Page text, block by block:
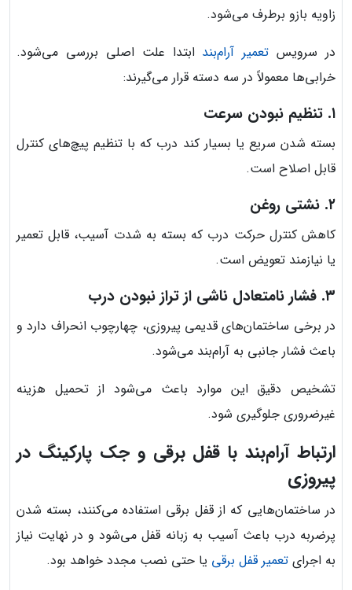
زاویه بازو برطرف می‌شود.
در سرویس تعمیر آرام‌بند ابتدا علت اصلی بررسی می‌شود.
خرابی‌ها معمولاً در سه دسته قرار می‌گیرند:
۱. تنظیم نبودن سرعت
بسته شدن سریع یا بسیار کند درب که با تنظیم پیچ‌های کنترل
قابل اصلاح است.
۲. نشتی روغن
کاهش کنترل حرکت درب که بسته به شدت آسیب، قابل تعمیر
یا نیازمند تعویض است.
۳. فشار نامتعادل ناشی از تراز نبودن درب
در برخی ساختمان‌های قدیمی پیروزی، چهارچوب انحراف دارد و
باعث فشار جانبی به آرام‌بند می‌شود.
تشخیص دقیق این موارد باعث می‌شود از تحمیل هزینه
غیرضروری جلوگیری شود.
ارتباط آرام‌بند با قفل برقی و جک پارکینگ در
پیروزی
در ساختمان‌هایی که از قفل برقی استفاده می‌کنند، بسته شدن
پرضربه درب باعث آسیب به زبانه قفل می‌شود و در نهایت نیاز
به اجرای تعمیر قفل برقی یا حتی نصب مجدد خواهد بود.